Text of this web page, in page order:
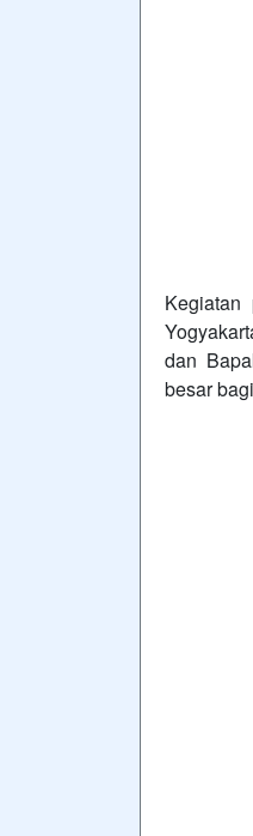
dan
besar